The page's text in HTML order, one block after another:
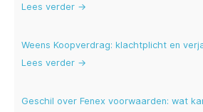
Lees verder →
Weens Koopverdrag: klachtplicht en
Lees verder →
Geschil over Fenex voorwaarden: wat